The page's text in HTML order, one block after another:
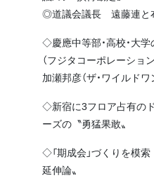
◎道議会議長 遠藤連と
◇慶應中等部・高校・大
（フジタコーポレーション
加瀬邦彦（ザ・ワイルド
◇新宿に3フロア占有の
ーズの〝勇猛果敢〟
◇「期成会」づくりを模
延伸論〟